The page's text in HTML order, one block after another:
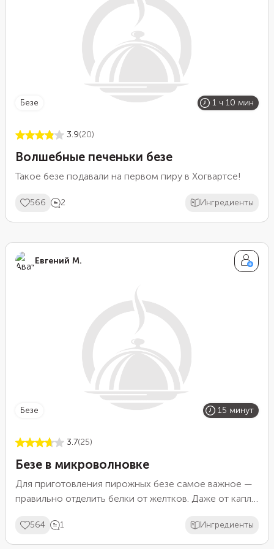
безе 1 ч 10 мин
3.9(20)
Волшебные печеньки безе
Такое безе подавали на первом пиру в Хогвартсе!
566 2 Ингредиенты
Евгений М.
безе 15 минут
3.7(25)
Безе в микроволновке
Для приготовления пирожных безе самое важное —
правильно отделить белки от желтков. Даже от капли
не получится. Сделать безе с сахаром в домашних
условиях можно даже в микроволновке. Это будет
564 1 Ингредиенты